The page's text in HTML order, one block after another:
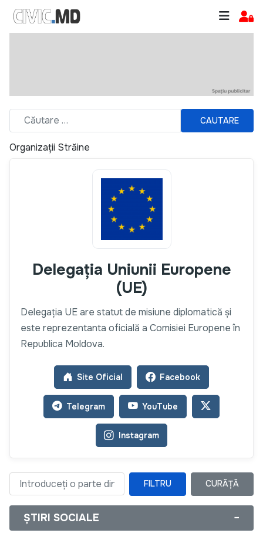
CAUTARE
Organizații Străine
Delegația Uniunii Europene
(UE)
Delegaţia UE are statut de misiune diplomatică şi
este reprezentanta oficială a Comisiei Europene în
Republica Moldova.
Site Oficial Facebook
Telegram YouTube
Instagram
Introduceți o parte din titlu FILTRU CURĂȚĂ
ȘTIRI SOCIALE −